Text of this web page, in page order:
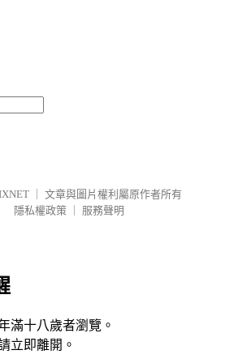
文章與圖片權利屬原作者所有
隱私權政策
服務聲明
滿十八歲者瀏覽。
立即離開。